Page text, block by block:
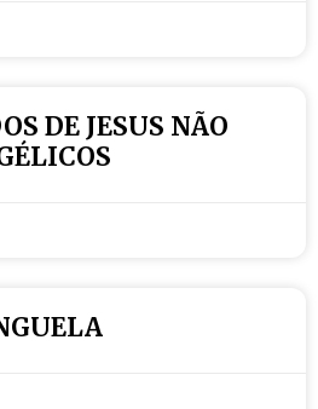
DE JESUS NÃO